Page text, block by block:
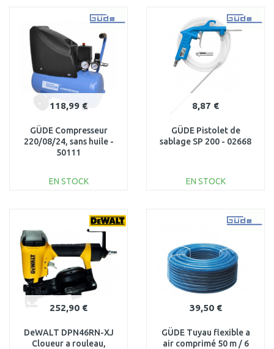
Au comparatif Au comparatif
118,99 €
GÜDE Compresseur
220/08/24, sans huile -
50111
EN STOCK
Au comparatif
8,87 €
GÜDE Pistolet de
sablage SP 200 - 02668
EN STOCK
252,90 €
DeWALT DPN46RN-XJ
Cloueur a rouleau,
39,50 €
GÜDE Tuyau flexible a
air comprimé 50 m / 6